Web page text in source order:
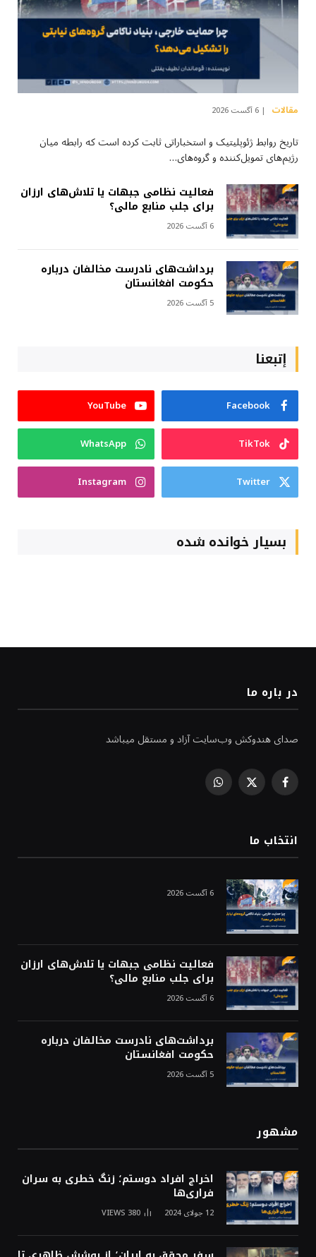
مقالات 6 آگست 2026
تاریخ روابط ژئوپلیتیک و استخباراتی ثابت کرده است که رابطه میان
رژیم‌های تمویل‌کننده و گروه‌های…
فعالیت نظامی جبهات یا تلاش‌های ارزان
برای جلب منابع مالی؟
6 آگست 2026
برداشت‌های نادرست مخالفان درباره
حکومت افغانستان
5 آگست 2026
إتبعنا
Facebook
YouTube
TikTok
WhatsApp
Twitter
Instagram
بسیار خوانده شده
در باره ما
صدای هندوکش وب‌سایت آزاد و مستقل میباشد
Facebook
X
WhatsApp
انتخاب ما
6 آگست 2026
فعالیت نظامی جبهات یا تلاش‌های ارزان
برای جلب منابع مالی؟
6 آگست 2026
برداشت‌های نادرست مخالفان درباره
حکومت افغانستان
5 آگست 2026
مشهور
اخراج افراد دوستم؛ زنگ خطری به سران
فراری‌ها
12 جولای 2024 380
VIEWS